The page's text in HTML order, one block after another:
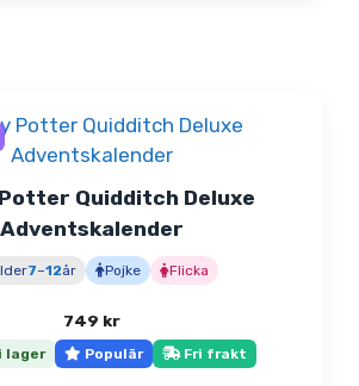
Quidditch Deluxe
Adventskalender
7–12år Pojke Flicka
749 kr
lager Populär Fri frakt